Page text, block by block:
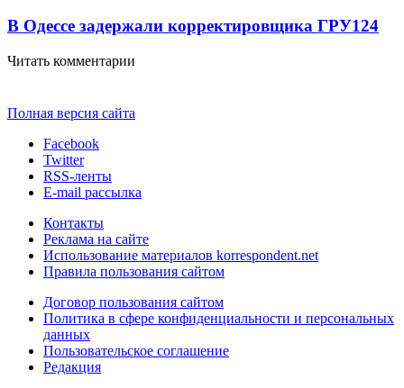
В Одессе задержали корректировщика ГРУ124
Читать комментарии
Полная версия сайта
Facebook
Twitter
RSS-ленты
E-mail рассылка
Контакты
Реклама на сайте
Использование материалов korrespondent.net
Правила пользования сайтом
Договор пользования сайтом
Политика в сфере конфиденциальности и персональных
данных
Пользовательское соглашение
Редакция